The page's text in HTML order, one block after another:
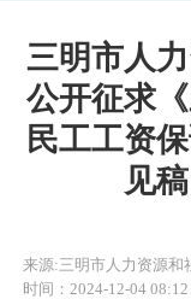
三明市人
公开征求
民工工资
见
来源:三明市人力资源和
时间：2024-12-04 08:12